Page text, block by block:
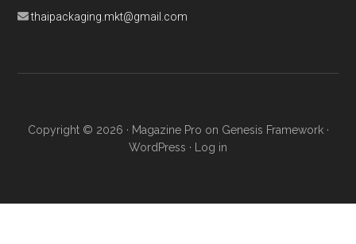
thaipackaging.mkt@gmail.com
Copyright © 2026 · Magazine Pro on Genesis Framework·
WordPress · Log in